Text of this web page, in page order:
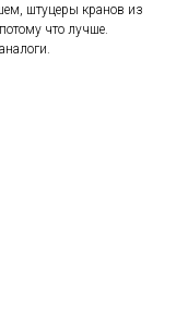
штуцеры кранов из
что лучше.